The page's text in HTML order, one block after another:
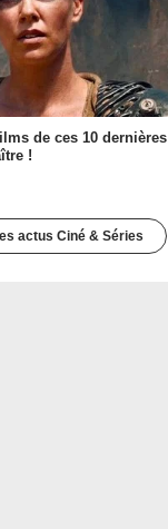
de ces 10 dernières
!
actus Ciné & Séries